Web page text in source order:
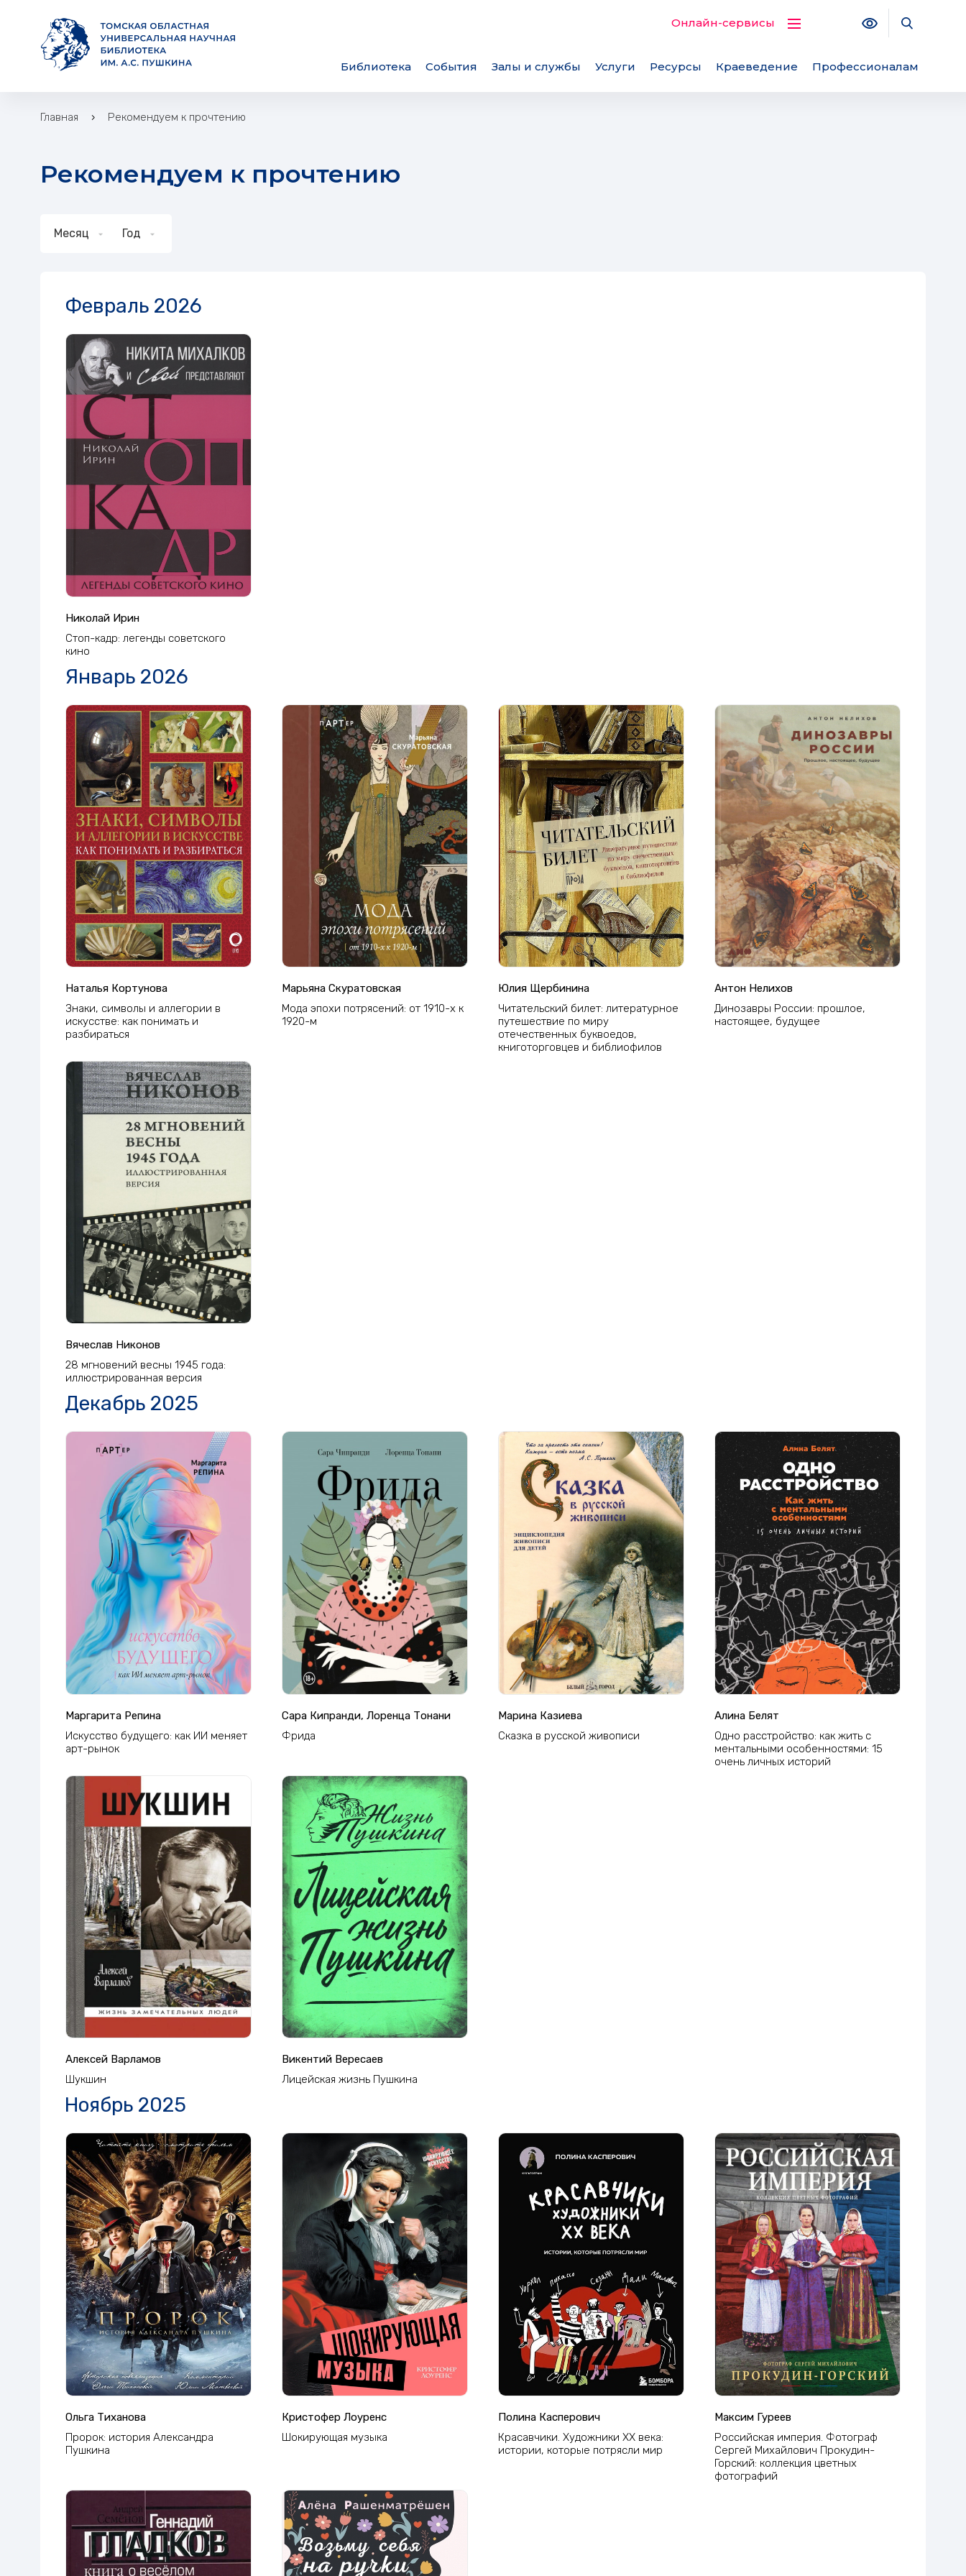
Онлайн-сервисы Версия для
Библиотека События Залы и службы Услуги Ресурсы Краеведение Профессионалам
Главная Рекомендуем к прочтению
Рекомендуем к прочтению
Месяц Год
Февраль 2026
Николай Ирин
Стоп-кадр: легенды советского
кино
Январь 2026
Наталья Кортунова
Знаки, символы и аллегории в
искусстве: как понимать и
разбираться
Марьяна Скуратовская
Мода эпохи потрясений: от 1910-х к
1920-м
Юлия Щербинина
Читательский билет: литературное
путешествие по миру
отечественных буквоедов,
книготорговцев и библиофилов
Антон Нелихов
Динозавры России: прошлое,
настоящее, будущее
Вячеслав Никонов
28 мгновений весны 1945 года:
иллюстрированная версия
Декабрь 2025
Маргарита Репина
Искусство будущего: как ИИ меняет
арт-рынок
Сара Кипранди, Лоренца Тонани
Фрида
Марина Казиева
Сказка в русской живописи
Алина Белят
Одно расстройство: как жить с
ментальными особенностями: 15
очень личных историй
Алексей Варламов
Шукшин
Викентий Вересаев
Лицейская жизнь Пушкина
Ноябрь 2025
Ольга Тиханова
Пророк: история Александра
Пушкина
Кристофер Лоуренс
Шокирующая музыка
Полина Касперович
Красавчики. Художники XX века:
истории, которые потрясли мир
Максим Гуреев
Российская империя. Фотограф
Сергей Михайлович Прокудин-
Горский: коллекция цветных
фотографий